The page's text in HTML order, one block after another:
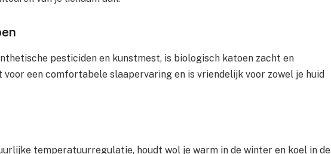
pesticiden en kunstmest, is biologisch katoen zacht en
voor een comfortabele slaapervaring en is vriendelijk voor zowel je huid
temperatuurregulatie, houdt wol je warm in de winter en koel in de